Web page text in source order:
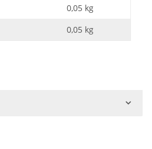
0,05 kg
0,05 kg